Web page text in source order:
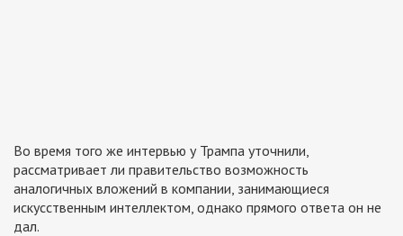
Во время того же интервью у Трампа уточнили,
рассматривает ли правительство возможность
аналогичных вложений в компании, занимающиеся
искусственным интеллектом, однако прямого ответа он не
дал.